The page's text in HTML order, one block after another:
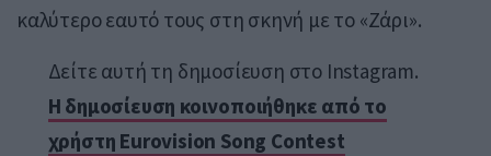
καλύτερο εαυτό τους στη σκηνή με το «Ζάρι».
Δείτε αυτή τη δημοσίευση στο Instagram.
Η δημοσίευση κοινοποιήθηκε από το
χρήστη Eurovision Song Contest